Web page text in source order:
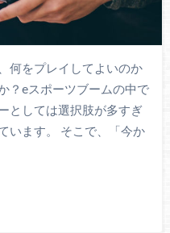
何をプレイしてよいのか
？eスポーツブームの中で
としては選択肢が多すぎ
います。 そこで、「今か